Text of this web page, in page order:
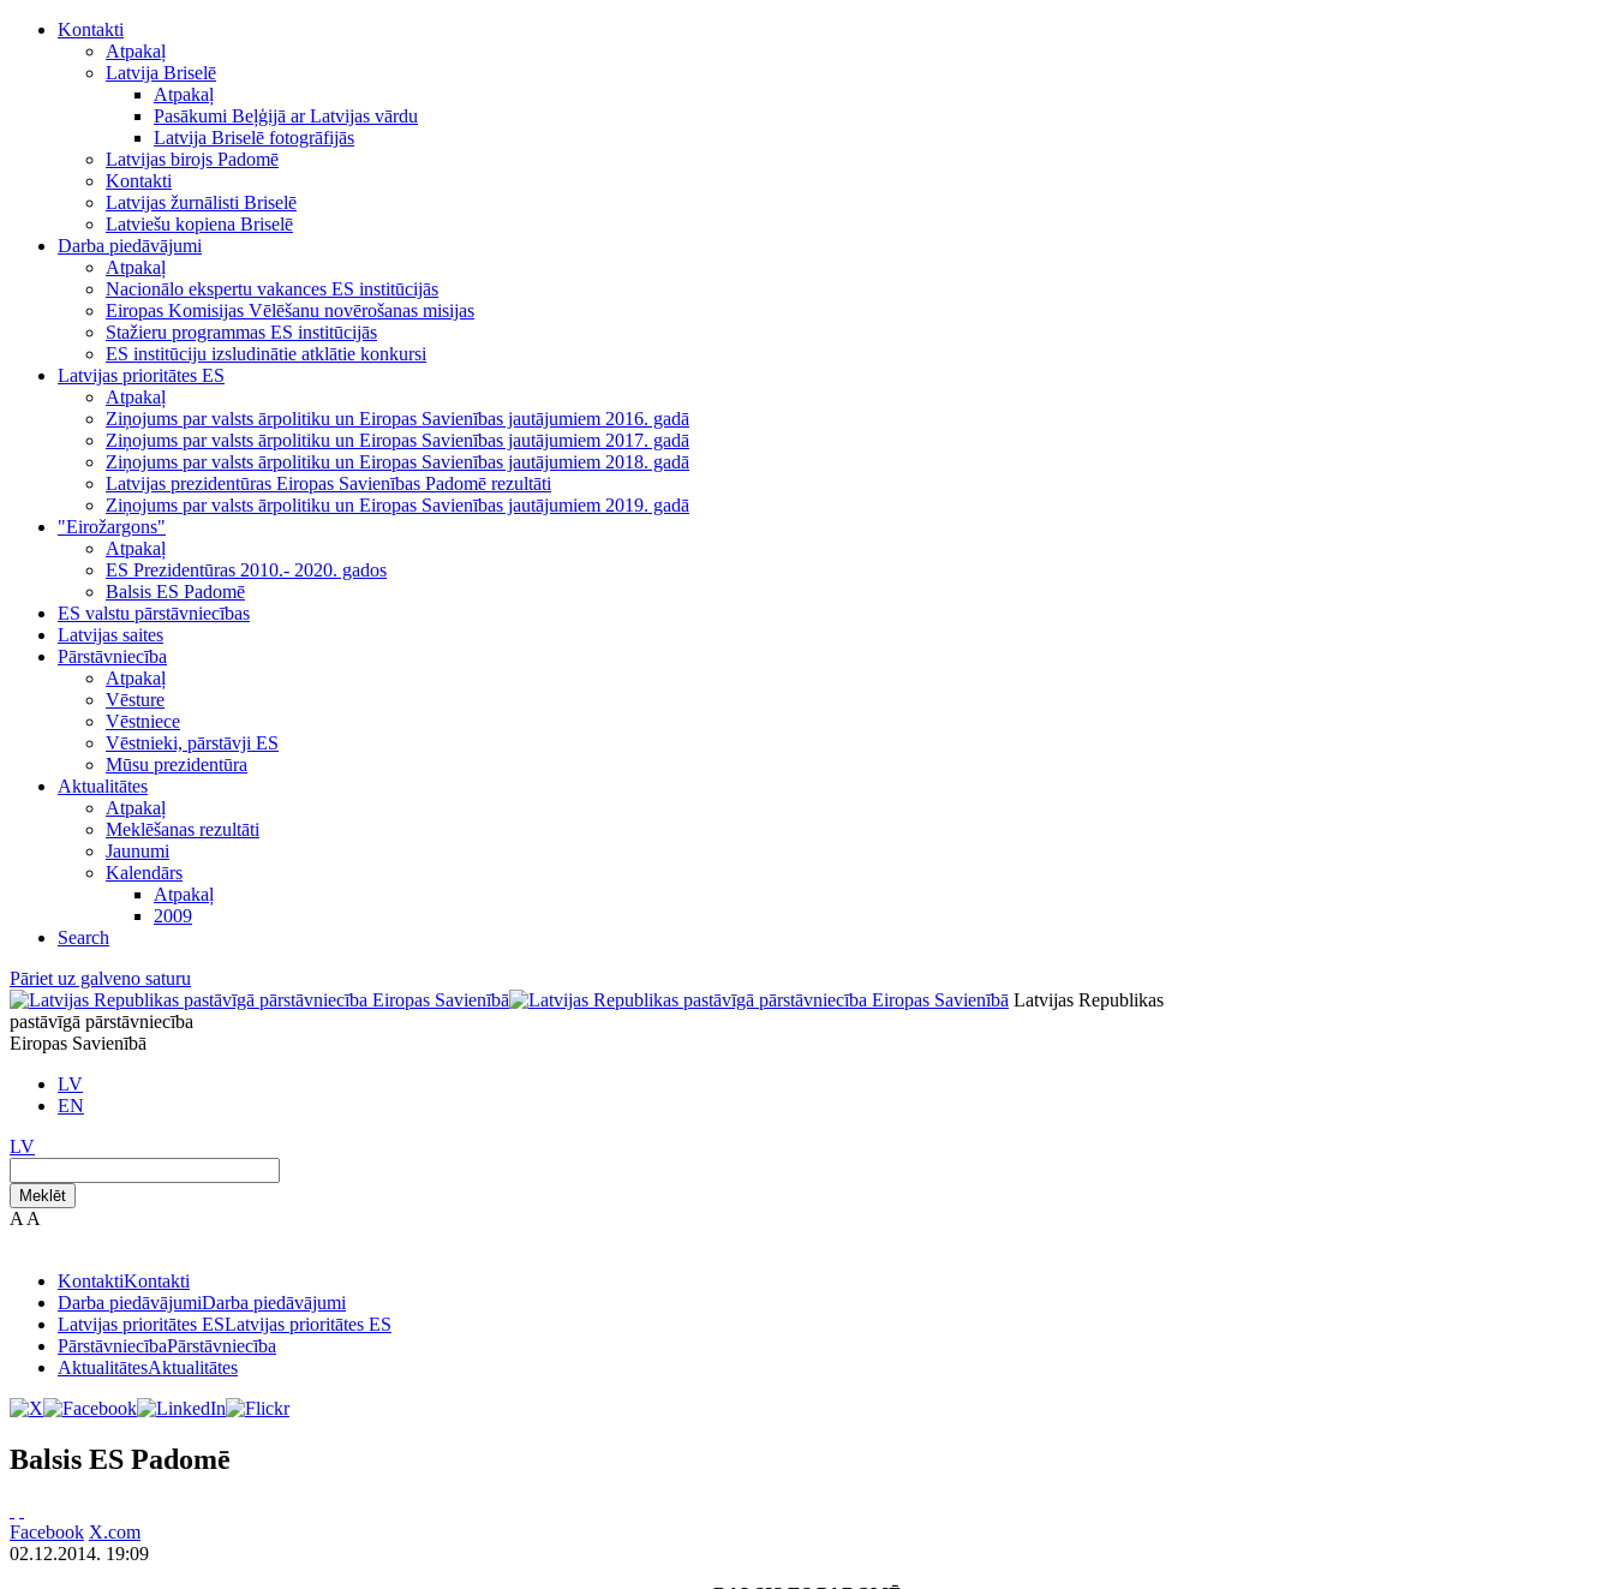
Kontakti
Atpakaļ
Latvija Briselē
Atpakaļ
Pasākumi Beļģijā ar Latvijas vārdu
Latvija Briselē fotogrāfijās
Latvijas birojs Padomē
Kontakti
Latvijas žurnālisti Briselē
Latviešu kopiena Briselē
Darba piedāvājumi
Atpakaļ
Nacionālo ekspertu vakances ES institūcijās
Eiropas Komisijas Vēlēšanu novērošanas misijas
Stažieru programmas ES institūcijās
ES institūciju izsludinātie atklātie konkursi
Latvijas prioritātes ES
Atpakaļ
Ziņojums par valsts ārpolitiku un Eiropas Savienības jautājumiem 2016. gadā
Ziņojums par valsts ārpolitiku un Eiropas Savienības jautājumiem 2017. gadā
Ziņojums par valsts ārpolitiku un Eiropas Savienības jautājumiem 2018. gadā
Latvijas prezidentūras Eiropas Savienības Padomē rezultāti
Ziņojums par valsts ārpolitiku un Eiropas Savienības jautājumiem 2019. gadā
"Eirožargons"
Atpakaļ
ES Prezidentūras 2010.- 2020. gados
Balsis ES Padomē
ES valstu pārstāvniecības
Latvijas saites
Pārstāvniecība
Atpakaļ
Vēsture
Vēstniece
Vēstnieki, pārstāvji ES
Mūsu prezidentūra
Aktualitātes
Atpakaļ
Meklēšanas rezultāti
Jaunumi
Kalendārs
Atpakaļ
2009
Search
Pāriet uz galveno saturu
Latvijas Republikas
pastāvīgā pārstāvniecība
Eiropas Savienībā
LV
EN
LV
Meklēt
A A
KontaktiKontakti
Darba piedāvājumiDarba piedāvājumi
Latvijas prioritātes ESLatvijas prioritātes ES
PārstāvniecībaPārstāvniecība
AktualitātesAktualitātes
Balsis ES Padomē
Facebook X.com
02.12.2014. 19:09